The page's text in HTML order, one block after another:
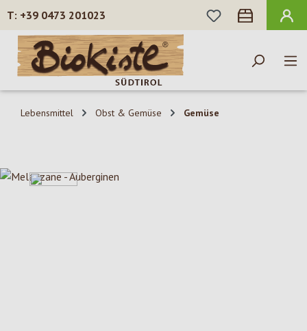
Zum Hauptinhalt springen
+39 0473 201023
DU HAST 0
Lebensmittel Obst & Gemüse Gemüse
Bildergalerie überspringen